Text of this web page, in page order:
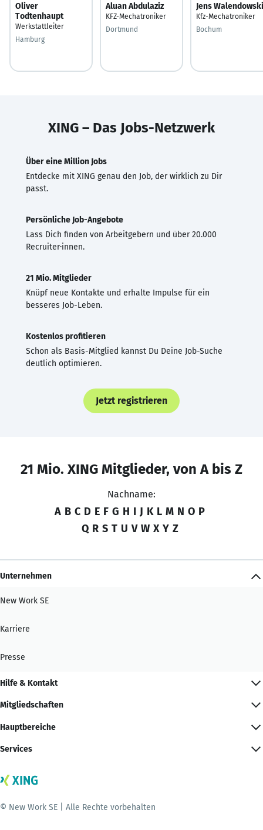
Oliver
Todtenhaupt
Werkstattleiter
Hamburg
Aluan Abdulaziz
KFZ-Mechatroniker
Dortmund
Jens Walendowski
Kfz-Mechatroniker
Bochum
XING – Das Jobs-Netzwerk
Über eine Million Jobs
Entdecke mit XING genau den Job, der wirklich zu Dir
passt.
Persönliche Job-Angebote
Lass Dich finden von Arbeitgebern und über 20.000
Recruiter·innen.
21 Mio. Mitglieder
Knüpf neue Kontakte und erhalte Impulse für ein
besseres Job-Leben.
Kostenlos profitieren
Schon als Basis-Mitglied kannst Du Deine Job-Suche
deutlich optimieren.
Jetzt registrieren
21 Mio. XING Mitglieder, von A bis Z
Nachname:
A B C D E F G H I J K L M N O P
Q R S T U V W X Y Z
Unternehmen
New Work SE
Karriere
Presse
Hilfe & Kontakt
Mitgliedschaften
Hauptbereiche
Services
© New Work SE | Alle Rechte vorbehalten